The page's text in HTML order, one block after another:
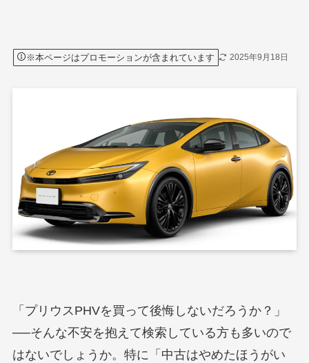
※本ページはプロモーションが含まれています 2025年9月18日
「プリウスPHVを買って後悔しないだろうか？」
──そんな不安を抱えて検索している方も多いので
はないでしょうか。特に「中古はやめたほうがい